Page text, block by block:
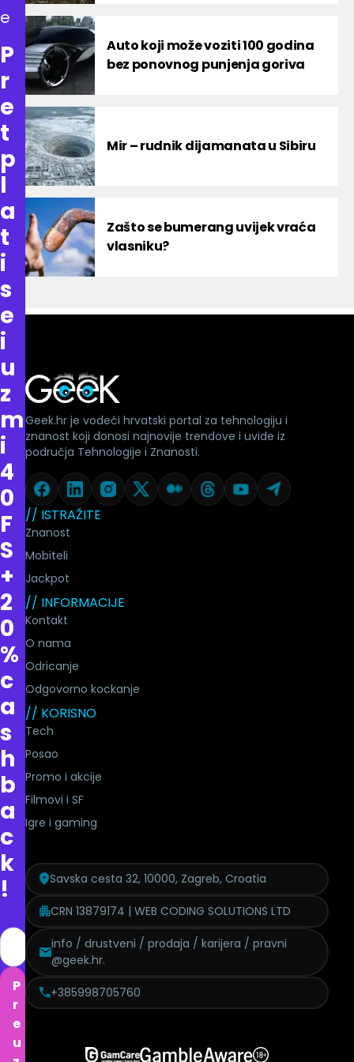
Auto koji može voziti 100 godina
bez ponovnog punjenja goriva
Mir – rudnik dijamanata u Sibiru
Zašto se bumerang uvijek vraća
vlasniku?
e
P
r
e
t
p
l
a
t
i
s
e
i
u
z
m
i
4
0
F
S
+
2
0
%
c
a
s
h
b
a
c
k
!
P
r
e
u
// ISTRAŽITE
Znanost
Mobiteli
Jackpot
// INFORMACIJE
Kontakt
O nama
Odricanje
Odgovorno kockanje
// KORISNO
Tech
Posao
Promo i akcije
Filmovi i SF
Igre i gaming
Geek.hr je vodeći hrvatski portal za tehnologiju i
znanost koji donosi najnovije trendove i uvide iz
područja Tehnologije i Znanosti.
Savska cesta 32, 10000, Zagreb, Croatia
CRN 13879174 | WEB CODING SOLUTIONS LTD
info / drustveni / prodaja / karijera / pravni
@geek.hr.
+385998705760